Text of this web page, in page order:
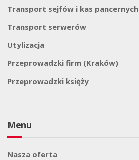
Transport sejfów i kas pancernych
Transport serwerów
Utylizacja
Przeprowadzki firm (Kraków)
Przeprowadzki księży
Menu
Nasza oferta